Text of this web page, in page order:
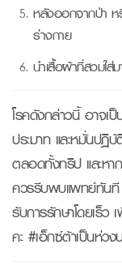
หลังออกจากป่า ห
ร่างกาย
นำเสื้อผ้าที่สวมใส่ม
โรคดังกล่าวนี้ อาจเ
ประมาท และหมั่นปฏิบั
ตลอดทั้งทริป และหา
ควรรีบพบแพทย์ทันที
รับการรักษาโดยเร็ว
คะ #เอ็กซ์ต้าเป็นห่วง